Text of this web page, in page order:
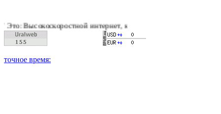
интернет, качественное цифровое и кабельное